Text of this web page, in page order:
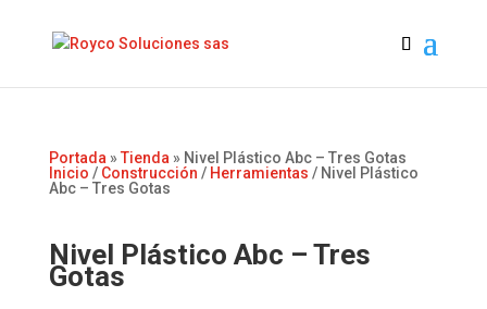
Portada » Tienda » Nivel Plástico Abc – Tres Gotas
Inicio / Construcción / Herramientas / Nivel Plástico
Abc – Tres Gotas
Nivel Plástico Abc – Tres
Gotas